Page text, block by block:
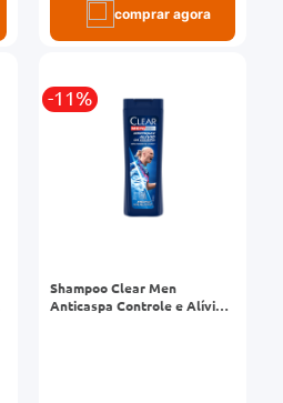
comprar agora
-11%
Shampoo Clear Men
Anticaspa Controle e Alívio